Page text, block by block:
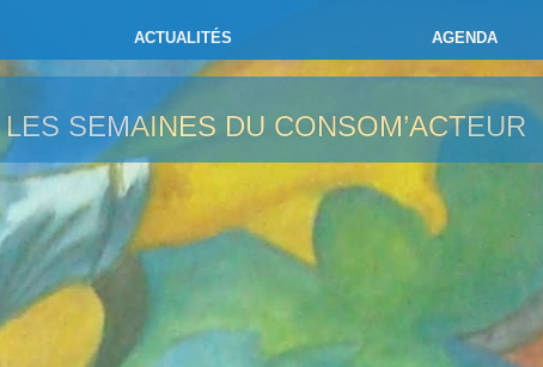
ACTUALITÉS AGENDA
LES SEMAINES DU CONSOM’ACTEUR